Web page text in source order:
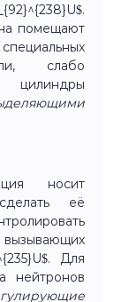
помещают
слабо
цилиндры
носит
её
Для
нейтронов